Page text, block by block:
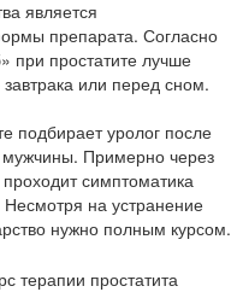
является
препарата. Согласно
при простатите лучше
или перед сном.
подбирает уролог после
Примерно через
симптоматика
Несмотря на устранение
нужно полным курсом.
терапии простатита